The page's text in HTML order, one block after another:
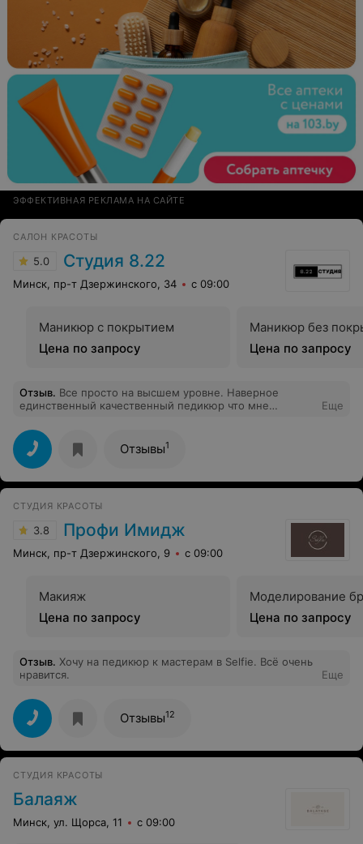
ЭФФЕКТИВНАЯ РЕКЛАМА НА САЙТЕ
САЛОН КРАСОТЫ
5.0 Студия 8.22
Минск, пр-т Дзержинского, 34 с 09:00
Маникюр с покрытием
Цена по запросу
Маникюр без
Цена по запросу
Отзыв. Все просто на высшем уровне. Наверное
единственный качественный педикюр что мне
Еще
Отзывы1
СТУДИЯ КРАСОТЫ
3.8 Профи Имидж
Минск, пр-т Дзержинского, 9 с 09:00
Макияж
Цена по запросу
Моделирование
Цена по запросу
Отзыв. Хочу на педикюр к мастерам в Selfie. Всё очень
нравится.
Еще
Отзывы12
СТУДИЯ КРАСОТЫ
Балаяж
Минск, ул. Щорса, 11 с 09:00